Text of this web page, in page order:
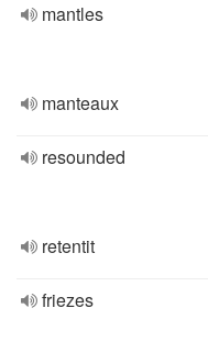
mantles
manteaux
resounded
retentit
friezes